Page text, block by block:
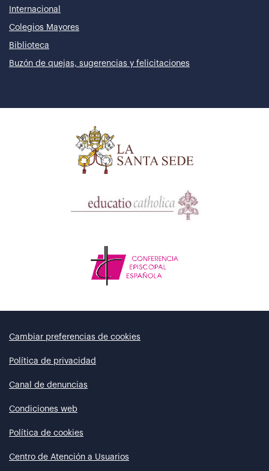
Internacional
Colegios Mayores
Biblioteca
Buzón de quejas, sugerencias y felicitaciones
Cambiar preferencias de cookies
Política de privacidad
Canal de denuncias
Condiciones web
Política de cookies
Centro de Atención a Usuarios